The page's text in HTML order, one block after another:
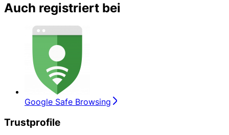
Auch registriert bei
Google Safe Browsing
Trustprofile